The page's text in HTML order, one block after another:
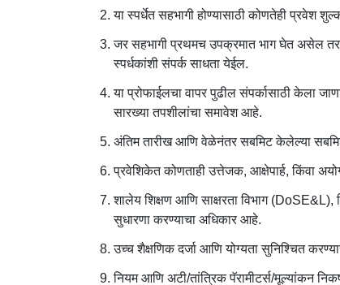
या स्पर्धेत सहभागी होण्यासाठी कोणतेही प्रवेश
जर सहभागी प्रथमच उपक्रमात भाग घेत असेल
स्पर्धकांशी संपर्क साधता येईल.
या प्रोफाईलचा वापर पुढील संपर्कासाठी केला
सारख्या तपशीलांचा समावेश आहे.
अंतिम तारीख आणि वेळेनंतर सबमिट केलेल्या
प्रवेशिकेत कोणताही उत्तेजक, आक्षेपार्ह, किंवा
शालेय शिक्षण आणि साक्षरता विभाग (DoSE&L),
सुधारणा करण्याचा अधिकार आहे.
उच्च शैक्षणिक दर्जा आणि योग्यता सुनिश्चित
नियम आणि अटी/तांत्रिक पॅरामीटर्स/मूल्यांकन